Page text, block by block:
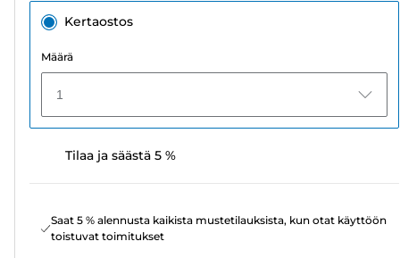
Kertaostos
Määrä
1
Tilaa ja säästä 5 %
Saat 5 % alennusta kaikista mustetilauksista, kun otat käyttöön
toistuvat toimitukset